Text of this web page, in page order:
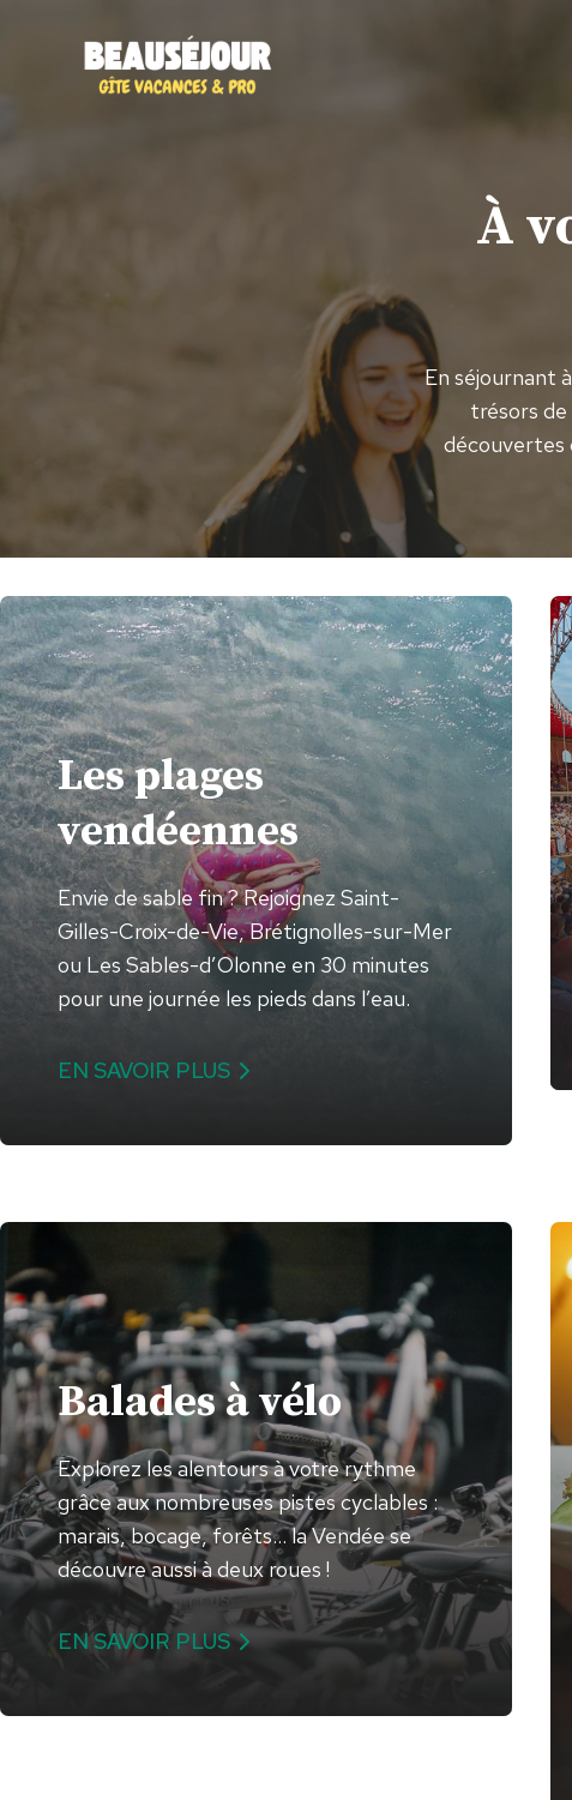
À
En séjournant
trésors de
découvertes
Les plages
vendéennes
Envie de sable fin ? Rejoignez Saint-
Gilles-Croix-de-Vie, Brétignolles-sur-Mer
ou Les Sables-d’Olonne en 30 minutes
pour une journée les pieds dans l’eau.
EN SAVOIR PLUS
Balades à vélo
Explorez les alentours à votre rythme
grâce aux nombreuses pistes cyclables :
marais, bocage, forêts… la Vendée se
découvre aussi à deux roues !
EN SAVOIR PLUS